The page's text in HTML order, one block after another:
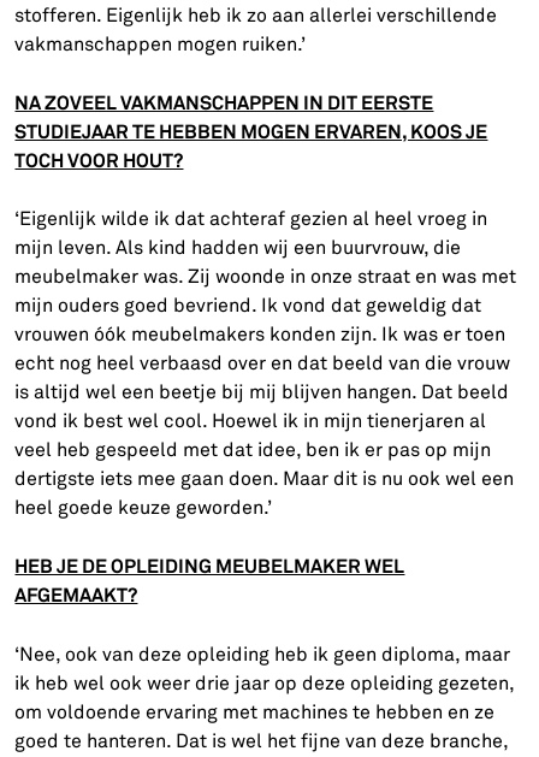
stofferen. Eigenlijk heb ik zo aan allerlei verschillende
vakmanschappen mogen ruiken.’
NA ZOVEEL VAKMANSCHAPPEN IN DIT EERSTE
STUDIEJAAR TE HEBBEN MOGEN ERVAREN, KOOS JE
TOCH VOOR HOUT?
‘Eigenlijk wilde ik dat achteraf gezien al heel vroeg in
mijn leven. Als kind hadden wij een buurvrouw, die
meubelmaker was. Zij woonde in onze straat en was met
mijn ouders goed bevriend. Ik vond dat geweldig dat
vrouwen óók meubelmakers konden zijn. Ik was er toen
echt nog heel verbaasd over en dat beeld van die vrouw
is altijd wel een beetje bij mij blijven hangen. Dat beeld
vond ik best wel cool. Hoewel ik in mijn tienerjaren al
veel heb gespeeld met dat idee, ben ik er pas op mijn
dertigste iets mee gaan doen. Maar dit is nu ook wel een
heel goede keuze geworden.’
HEB JE DE OPLEIDING MEUBELMAKER WEL
AFGEMAAKT?
‘Nee, ook van deze opleiding heb ik geen diploma, maar
ik heb wel ook weer drie jaar op deze opleiding gezeten,
om voldoende ervaring met machines te hebben en ze
goed te hanteren. Dat is wel het fijne van deze branche,